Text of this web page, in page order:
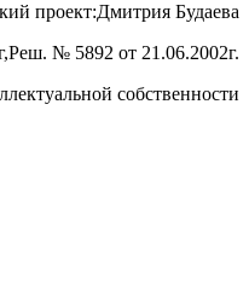
проект:Дмитрия Будаева
№ 5892 от 21.06.2002г.
собственности